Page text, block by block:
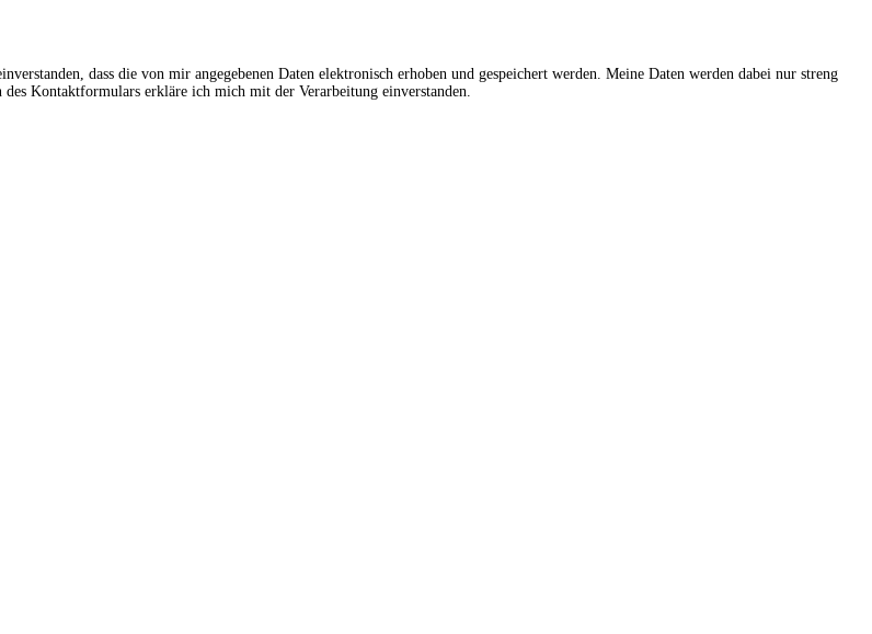
dass die von mir angegebenen Daten elektronisch erhoben und gespeichert werden. Meine Daten werden dabei nur streng
Kontaktformulars erkläre ich mich mit der Verarbeitung einverstanden.